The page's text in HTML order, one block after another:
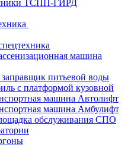
ТСПП-ГИРД
машина
питьевой воды
с платформой кузовной
машина Автолифт
машина Амбулифт
обслуживания СПО